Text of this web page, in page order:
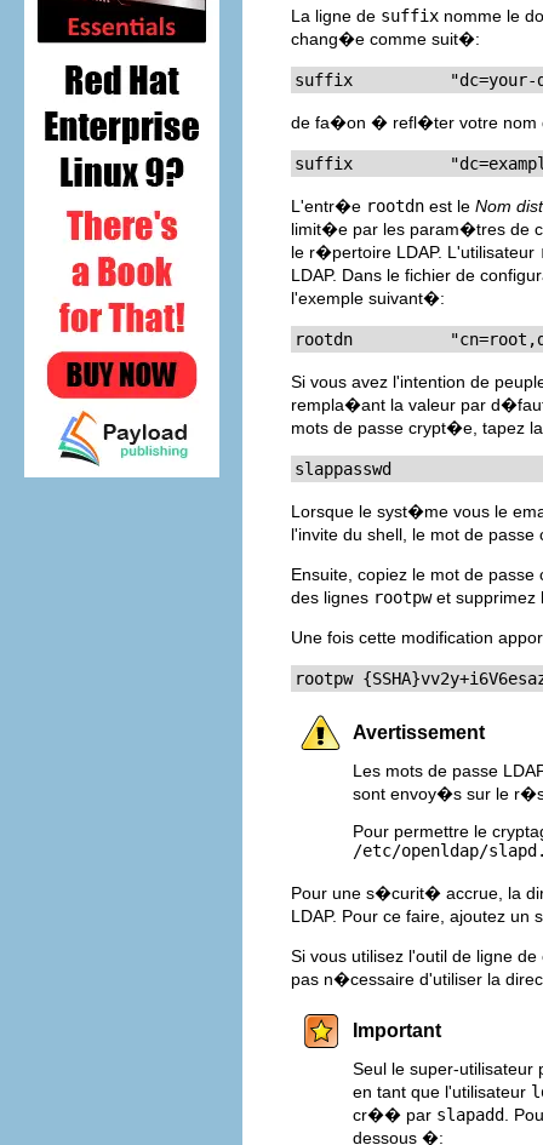
La ligne de suffix nomme le
chang�e comme suit�:
suffix          "dc=your-
de fa�on � refl�ter votre nom
suffix
L'entr�e rootdn est le Nom
limit�e par les param�tres de
le r�pertoire LDAP. L'utilisateur
LDAP. Dans le fichier de
l'exemple suivant�:
rootdn
Si vous avez l'intention de
rempla�ant la valeur par
mots de passe crypt�e, tapez
slappasswd
Lorsque le syst�me vous le
l'invite du shell, le mot de
Ensuite, copiez le mot de
des lignes rootpwet supprimez
Une fois cette modification
rootpw
Avertissement
Les mots de passe
sont envoy�s sur le
Pour permettre le
/etc/openldap/
Pour une s�curit� accrue, la
LDAP. Pour ce faire, ajoutez
Si vous utilisez l'outil de ligne
pas n�cessaire d'utiliser la
Important
Seul le super-utilisateur
en tant que l'utilisateur
cr�� par slapadd
.
dessous �: